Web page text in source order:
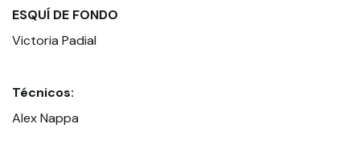
ESQUÍ DE FONDO
Victoria Padial
Técnicos:
Alex Nappa